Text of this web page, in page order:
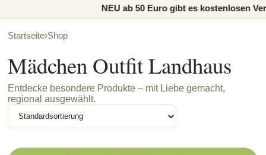
NEU ab 50 Euro gibt es kostenlosen
Startseite›Shop
Mädchen Outfit Landhaus
Entdecke besondere Produkte – mit Liebe gemacht,
regional ausgewählt.